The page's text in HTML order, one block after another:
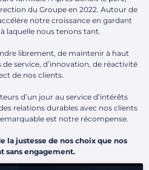
du Groupe en 2022. Autour de
notre croissance en gardant
laquelle nous tenons tant.
librement, de maintenir à haut
service, d’innovation, de réactivité
de nos clients.
d’un jour au service d’intérêts
relations durables avec nos clients
est notre récompense.
la justesse de nos choix que nos
sans engagement.